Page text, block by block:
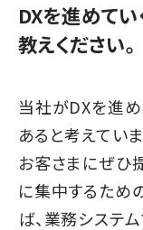
DXを進めて
教えください。
当社がDXを進
あると考えてい
お客さまにぜひ
に集中するため
ば、業務システ